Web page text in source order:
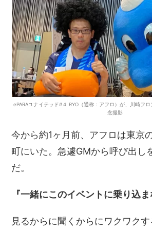
ePARAユナイテッド#４ RYO（通称：アフロ）が、川崎フ
念撮影
今から約1ヶ月前、アフロは東京
町にいた。急遽GMから呼び出し
だ。
『一緒にこのイベントに乗り込ま
見るからに聞くからにワクワクす